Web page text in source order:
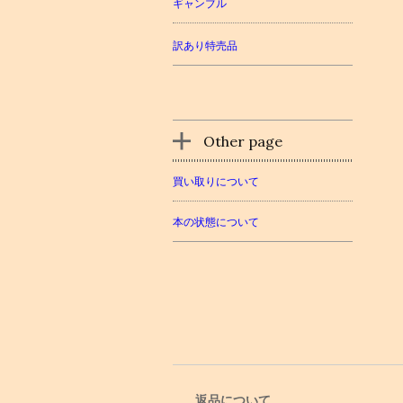
ギャンブル
訳あり特売品
Other page
買い取りについて
本の状態について